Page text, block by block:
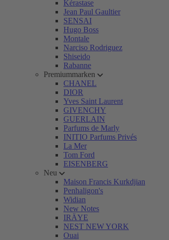
Kérastase
Jean Paul Gaultier
SENSAI
Hugo Boss
Montale
Narciso Rodriguez
Shiseido
Rabanne
Premiummarken
CHANEL
DIOR
Yves Saint Laurent
GIVENCHY
GUERLAIN
Parfums de Marly
INITIO Parfums Privés
La Mer
Tom Ford
EISENBERG
Neu
Maison Francis Kurkdjian
Penhaligon's
Widian
New Notes
IRÄYE
NEST NEW YORK
Ouai